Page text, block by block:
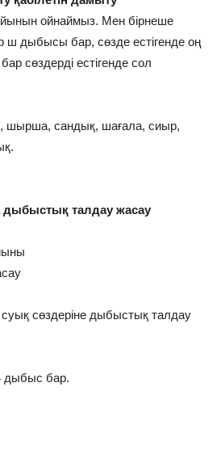
ойнаймыз. Мен бірнеше
ш дыбысы бар, сөзде естігенде оң
сөздерді естігенде сол
шырша, сандық, шағала, сиыр,
талдау жасау
сөздеріне дыбыстық талдау
дыбыс бар.